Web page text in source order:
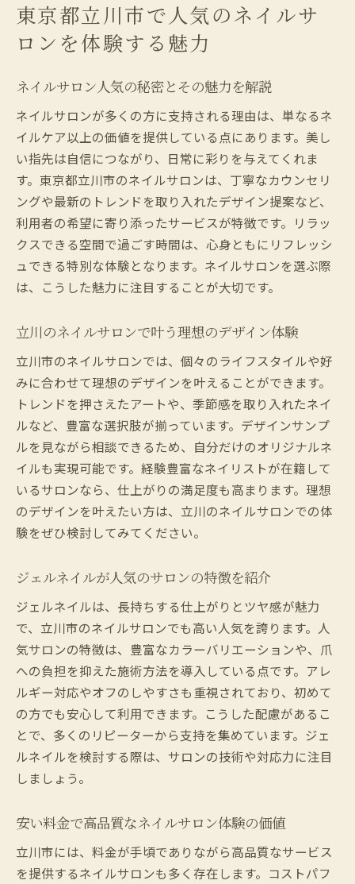
爪先ケアで自信が持てる理由をネイルサロ
ンで知る
解説
東京都立川市で満足できるネイルサロンの選び
方ガイド
ネイルサロン満足度を高める選び方のコツ
立川駅周辺のネイルサロン事情を徹底解説
人気ネイルサロンを見つけるための情報収
集術
安いだけじゃないネイルサロンの見極め方
ネイルサロン利用時の予約マナーと注意点
一押しネイルサロンで叶える立川の新しいネイ
ネイルサロンで新しい自分に出会う体験と
は
最新トレンドのネイルを楽しむネイルサロ
ン活用法
立川で話題のネイルサロン体験の流れを紹
介
安い価格で満足できるネイルサロン選びの
秘訣
イント
ネイルサロンで長さ出しや自爪ケアを体験
しよう
東京都立川市で人気のネイルサ
ロンを体験する魅力
ネイルサロン人気の秘密とその魅力を解説
ネイルサロンが多くの方に支持される理由は、単なるネ
イルケア以上の価値を提供している点にあります。美し
い指先は自信につながり、日常に彩りを与えてくれま
す。東京都立川市のネイルサロンは、丁寧なカウンセリ
ングや最新のトレンドを取り入れたデザイン提案など、
利用者の希望に寄り添ったサービスが特徴です。リラッ
クスできる空間で過ごす時間は、心身ともにリフレッシ
ュできる特別な体験となります。ネイルサロンを選ぶ際
は、こうした魅力に注目することが大切です。
立川のネイルサロンで叶う理想のデザイン体験
立川市のネイルサロンでは、個々のライフスタイルや好
みに合わせて理想のデザインを叶えることができます。
トレンドを押さえたアートや、季節感を取り入れたネイ
ルなど、豊富な選択肢が揃っています。デザインサンプ
ルを見ながら相談できるため、自分だけのオリジナルネ
イルも実現可能です。経験豊富なネイリストが在籍して
いるサロンなら、仕上がりの満足度も高まります。理想
のデザインを叶えたい方は、立川のネイルサロンでの体
験をぜひ検討してみてください。
ジェルネイルが人気のサロンの特徴を紹介
ジェルネイルは、長持ちする仕上がりとツヤ感が魅力
で、立川市のネイルサロンでも高い人気を誇ります。人
気サロンの特徴は、豊富なカラーバリエーションや、爪
への負担を抑えた施術方法を導入している点です。アレ
ルギー対応やオフのしやすさも重視されており、初めて
の方でも安心して利用できます。こうした配慮があるこ
とで、多くのリピーターから支持を集めています。ジェ
ルネイルを検討する際は、サロンの技術や対応力に注目
しましょう。
安い料金で高品質なネイルサロン体験の価値
立川市には、料金が手頃でありながら高品質なサービス
を提供するネイルサロンも多く存在します。コストパフ